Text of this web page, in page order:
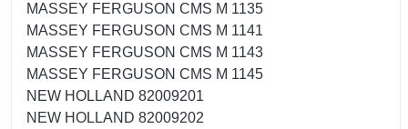
MASSEY FERGUSON CMS M 1135
MASSEY FERGUSON CMS M 1141
MASSEY FERGUSON CMS M 1143
MASSEY FERGUSON CMS M 1145
NEW HOLLAND 82009201
NEW HOLLAND 82009202